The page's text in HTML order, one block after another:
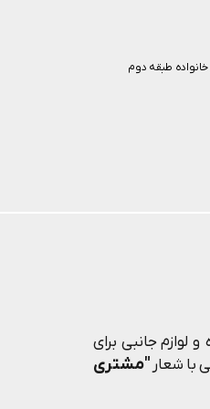
لوازم جانبی برای
با شعار "مشتری
طبقه دوم